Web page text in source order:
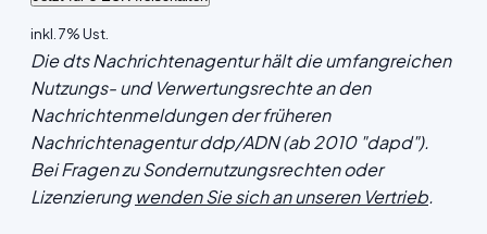
inkl. 7% Ust.
Die dts Nachrichtenagentur hält die umfangreichen
Nutzungs- und Verwertungsrechte an den
Nachrichtenmeldungen der früheren
Nachrichtenagentur ddp/ADN (ab 2010 "dapd").
Bei Fragen zu Sondernutzungsrechten oder
Lizenzierungwenden Sie sich an unseren Vertrieb.